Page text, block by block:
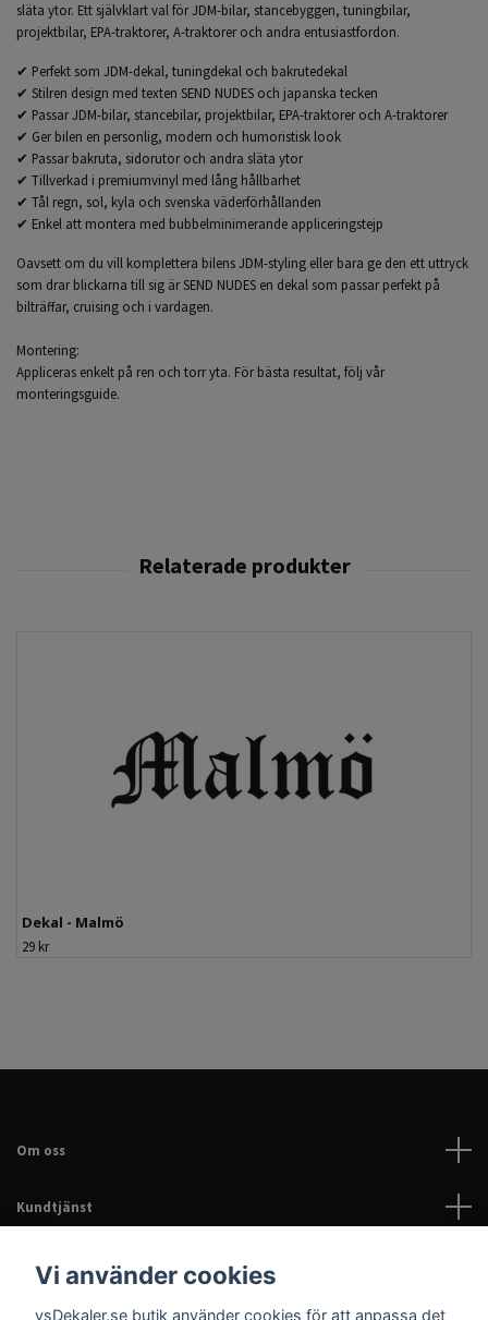
släta ytor. Ett självklart val för JDM-bilar, stancebyggen, tuningbilar,
projektbilar, EPA-traktorer, A-traktorer och andra entusiastfordon.
✔ Perfekt som JDM-dekal, tuningdekal och bakrutedekal
✔ Stilren design med texten SEND NUDES och japanska tecken
✔ Passar JDM-bilar, stancebilar, projektbilar, EPA-traktorer och A-traktorer
✔ Ger bilen en personlig, modern och humoristisk look
✔ Passar bakruta, sidorutor och andra släta ytor
✔ Tillverkad i premiumvinyl med lång hållbarhet
✔ Tål regn, sol, kyla och svenska väderförhållanden
✔ Enkel att montera med bubbelminimerande appliceringstejp
Oavsett om du vill komplettera bilens JDM-styling eller bara ge den ett uttryck
som drar blickarna till sig är SEND NUDES en dekal som passar perfekt på
bilträffar, cruising och i vardagen.
Montering:
Appliceras enkelt på ren och torr yta. För bästa resultat, följ vår
monteringsguide.
Dekal - Malmö
29 kr
Om oss
Kundtjänst
Läs mer
Vi använder cookies
vsDekaler.se butik använder cookies för att anpassa det